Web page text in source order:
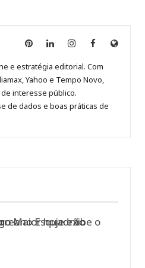
Anny
no
Pinterest
Anny
no
LinkedIn
Anny
no
Instagram
Anny
no
Facebook
Site
e estratégia editorial. Com
Yahoo e Tempo Novo,
interesse público.
de dados e boas práticas de